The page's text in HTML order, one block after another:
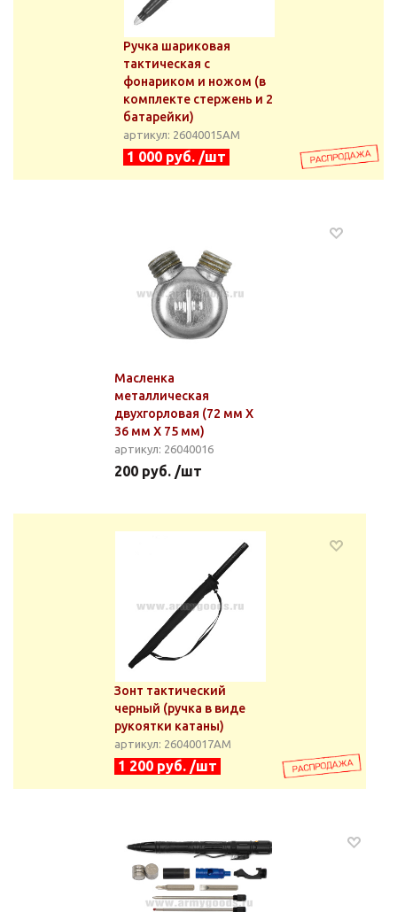
Ручка шариковая
тактическая с
фонариком и ножом (в
комплекте стержень и 2
батарейки)
артикул: 26040015АМ
1 000 руб. /шт
Масленка
металлическая
двухгорловая (72 мм Х
36 мм Х 75 мм)
артикул: 26040016
200 руб. /шт
Зонт тактический
черный (ручка в виде
рукоятки катаны)
артикул: 26040017АМ
1 200 руб. /шт